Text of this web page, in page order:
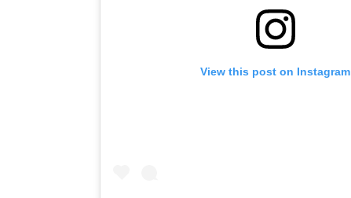
View this post on Instagram